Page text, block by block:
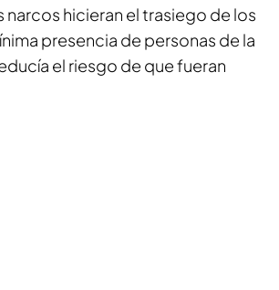
narcos hicieran el trasiego de los
presencia de personas de la
el riesgo de que fueran